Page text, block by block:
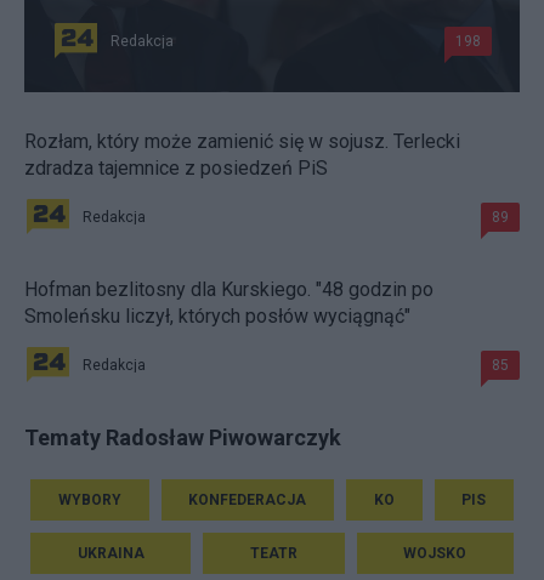
Redakcja 198
Rozłam, który może zamienić się w sojusz. Terlecki
zdradza tajemnice z posiedzeń PiS
Redakcja 89
Hofman bezlitosny dla Kurskiego. "48 godzin po
Smoleńsku liczył, których posłów wyciągnąć"
Redakcja 85
Tematy Radosław Piwowarczyk
WYBORY KONFEDERACJA KO PIS
UKRAINA TEATR WOJSKO